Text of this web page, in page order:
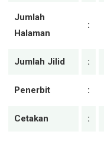
Jumlah
Halaman
:
Jumlah Jilid :
Penerbit :
Cetakan :